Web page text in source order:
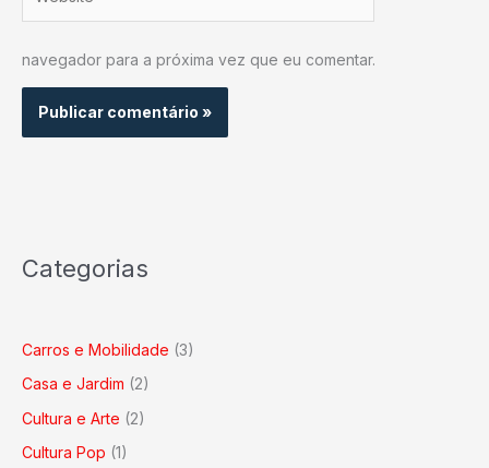
navegador para a próxima vez que eu comentar.
Categorias
Carros e Mobilidade (3)
Casa e Jardim (2)
Cultura e Arte (2)
Cultura Pop (1)